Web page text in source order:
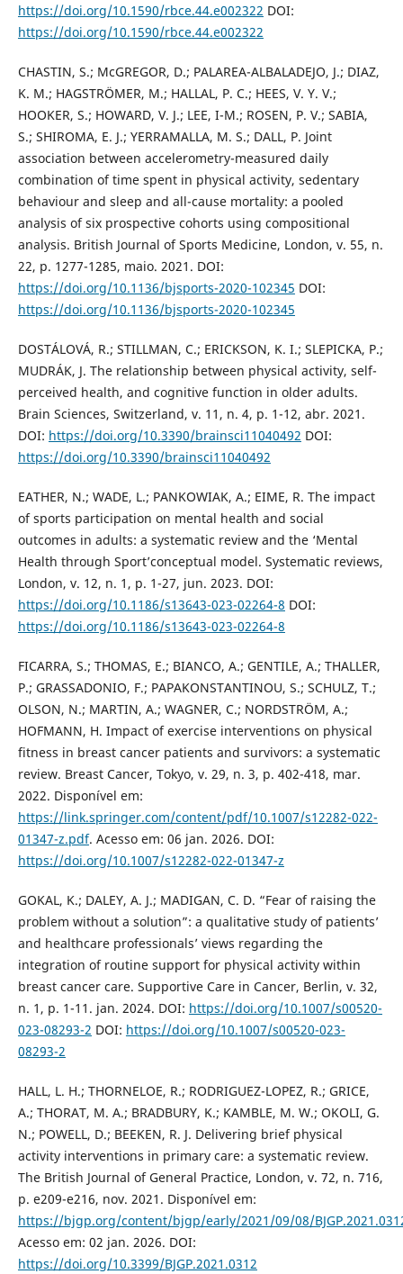
https://doi.org/10.1590/rbce.44.e002322 DOI:
https://doi.org/10.1590/rbce.44.e002322
CHASTIN, S.; McGREGOR, D.; PALAREA-ALBALADEJO, J.; DIAZ,
K. M.; HAGSTRÖMER, M.; HALLAL, P. C.; HEES, V. Y. V.;
HOOKER, S.; HOWARD, V. J.; LEE, I-M.; ROSEN, P. V.; SABIA,
S.; SHIROMA, E. J.; YERRAMALLA, M. S.; DALL, P. Joint
association between accelerometry-measured daily
combination of time spent in physical activity, sedentary
behaviour and sleep and all-cause mortality: a pooled
analysis of six prospective cohorts using compositional
analysis. British Journal of Sports Medicine, London, v. 55, n.
22, p. 1277-1285, maio. 2021. DOI:
https://doi.org/10.1136/bjsports-2020-102345 DOI:
https://doi.org/10.1136/bjsports-2020-102345
DOSTÁLOVÁ, R.; STILLMAN, C.; ERICKSON, K. I.; SLEPICKA, P.;
MUDRÁK, J. The relationship between physical activity, self-
perceived health, and cognitive function in older adults.
Brain Sciences, Switzerland, v. 11, n. 4, p. 1-12, abr. 2021.
DOI: https://doi.org/10.3390/brainsci11040492 DOI:
https://doi.org/10.3390/brainsci11040492
EATHER, N.; WADE, L.; PANKOWIAK, A.; EIME, R. The impact
of sports participation on mental health and social
outcomes in adults: a systematic review and the ‘Mental
Health through Sport’conceptual model. Systematic reviews,
London, v. 12, n. 1, p. 1-27, jun. 2023. DOI:
https://doi.org/10.1186/s13643-023-02264-8 DOI:
https://doi.org/10.1186/s13643-023-02264-8
FICARRA, S.; THOMAS, E.; BIANCO, A.; GENTILE, A.; THALLER,
P.; GRASSADONIO, F.; PAPAKONSTANTINOU, S.; SCHULZ, T.;
OLSON, N.; MARTIN, A.; WAGNER, C.; NORDSTRÖM, A.;
HOFMANN, H. Impact of exercise interventions on physical
fitness in breast cancer patients and survivors: a systematic
review. Breast Cancer, Tokyo, v. 29, n. 3, p. 402-418, mar.
2022. Disponível em:
https://link.springer.com/content/pdf/10.1007/s12282-022-
01347-z.pdf. Acesso em: 06 jan. 2026. DOI:
https://doi.org/10.1007/s12282-022-01347-z
GOKAL, K.; DALEY, A. J.; MADIGAN, C. D. “Fear of raising the
problem without a solution”: a qualitative study of patients’
and healthcare professionals’ views regarding the
integration of routine support for physical activity within
breast cancer care. Supportive Care in Cancer, Berlin, v. 32,
n. 1, p. 1-11. jan. 2024. DOI: https://doi.org/10.1007/s00520-
023-08293-2 DOI: https://doi.org/10.1007/s00520-023-
08293-2
HALL, L. H.; THORNELOE, R.; RODRIGUEZ-LOPEZ, R.; GRICE,
A.; THORAT, M. A.; BRADBURY, K.; KAMBLE, M. W.; OKOLI, G.
N.; POWELL, D.; BEEKEN, R. J. Delivering brief physical
activity interventions in primary care: a systematic review.
The British Journal of General Practice, London, v. 72, n. 716,
p. e209-e216, nov. 2021. Disponível em:
https://bjgp.org/content/bjgp/early/2021/09/08/
Acesso em: 02 jan. 2026. DOI:
https://doi.org/10.3399/BJGP.2021.0312